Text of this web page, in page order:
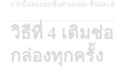
จากนั้นห่อแยกชิ้นส่วนแต่ละชิ้นและจั
วิธีที่ 4 เติมช่
กล่องทุกครั้ง